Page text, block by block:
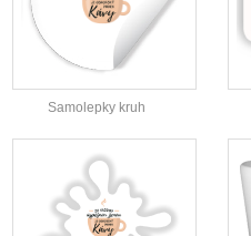
Samolepky kruh